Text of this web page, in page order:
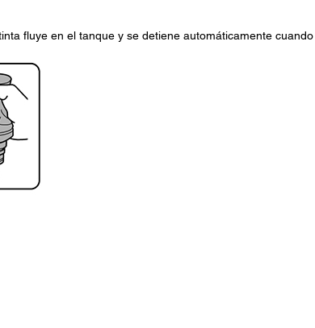
fluye en el tanque y se detiene automáticamente cuando